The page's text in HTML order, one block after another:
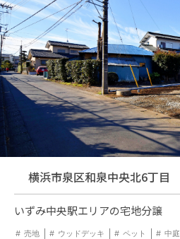
横浜市泉区和泉中央北6丁目
いずみ中央駅エリアの宅地分譲
売地 ウッドデッキ ペット 中庭